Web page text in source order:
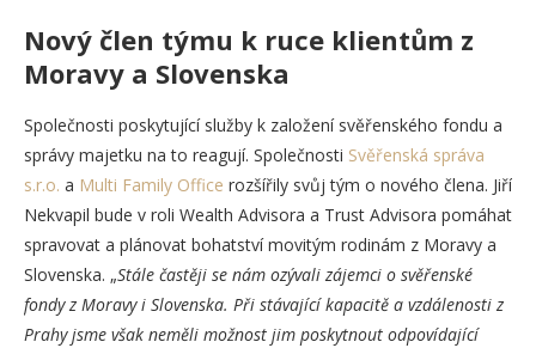
Nový člen týmu k ruce klientům z
Moravy a Slovenska
Společnosti poskytující služby k založení svěřenského fondu a
správy majetku na to reagují. Společnosti Svěřenská správa
s.r.o. a Multi Family Office rozšířily svůj tým o nového člena. Jiří
Nekvapil bude v roli Wealth Advisora a Trust Advisora pomáhat
spravovat a plánovat bohatství movitým rodinám z Moravy a
Slovenska. „Stále častěji se nám ozývali zájemci o svěřenské
fondy z Moravy i Slovenska. Při stávající kapacitě a vzdálenosti z
Prahy jsme však neměli možnost jim poskytnout odpovídající